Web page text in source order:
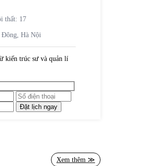
thất: 17
Đông, Hà Nội
kiến trúc sư và quản lí
Xem thêm ≫